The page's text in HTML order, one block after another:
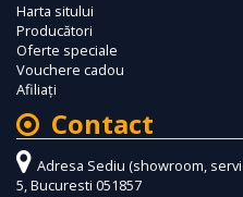
Harta sitului
Producători
Oferte speciale
Vouchere cadou
Afiliaţi
Contact
Adresa Sediu (showroom,
5, Bucuresti 051857